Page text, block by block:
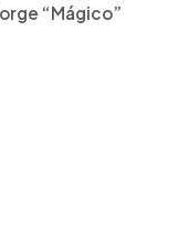
“Mágico”